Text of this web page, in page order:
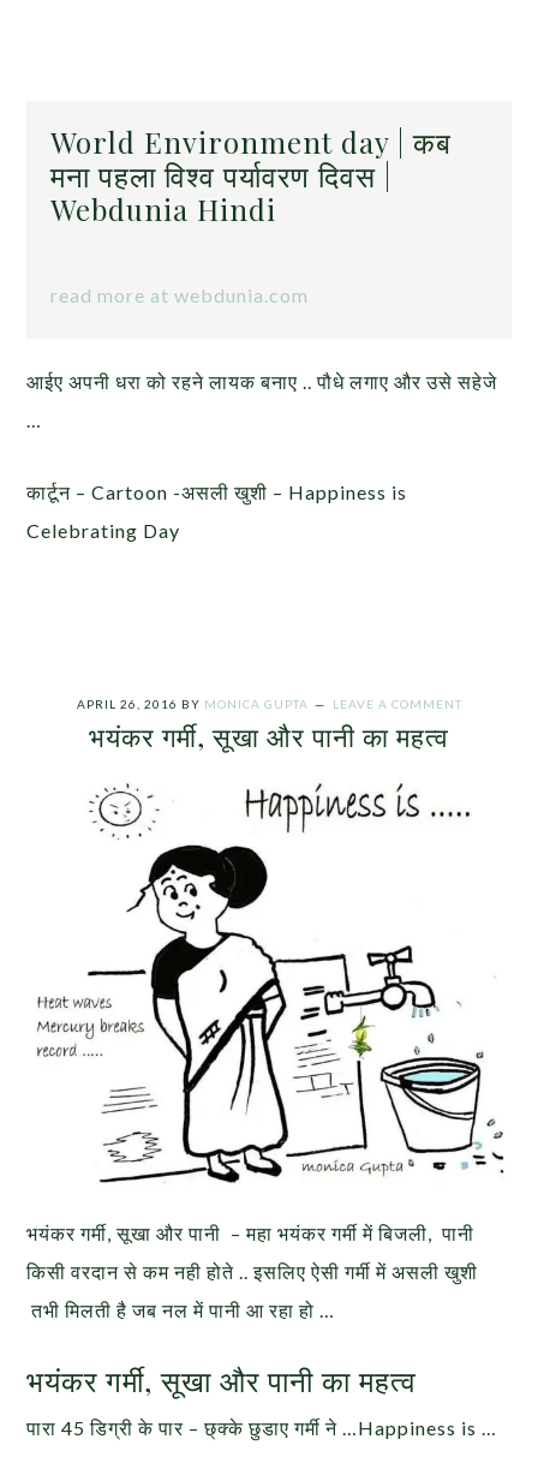
World Environment day | कब
मना पहला विश्व पर्यावरण दिवस |
Webdunia Hindi
read more at webdunia.com
आईए अपनी धरा को रहने लायक बनाए .. पौधे लगाए और उसे सहेजे
…
कार्टून – Cartoon -असली खुशी – Happiness is
Celebrating Day
APRIL 26, 2016 BY MONICA GUPTA LEAVE A COMMENT
भयंकर गर्मी, सूखा और पानी का महत्व
भयंकर गर्मी, सूखा और पानी – महा भयंकर गर्मी में बिजली, पानी
किसी वरदान से कम नही होते .. इसलिए ऐसी गर्मी में असली खुशी
तभी मिलती है जब नल में पानी आ रहा हो …
भयंकर गर्मी, सूखा और पानी का महत्व
पारा 45 डिग्री के पार – छ्क्के छुडाए गर्मी ने …Happiness is …